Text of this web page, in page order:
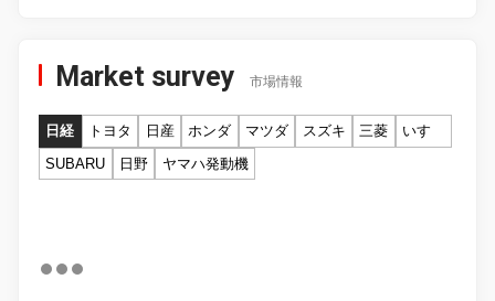
Market survey 市場情報
日経 トヨタ 日産 ホンダ マツダ スズキ 三菱
いすゞ
SUBARU
日野 ヤマハ発動機